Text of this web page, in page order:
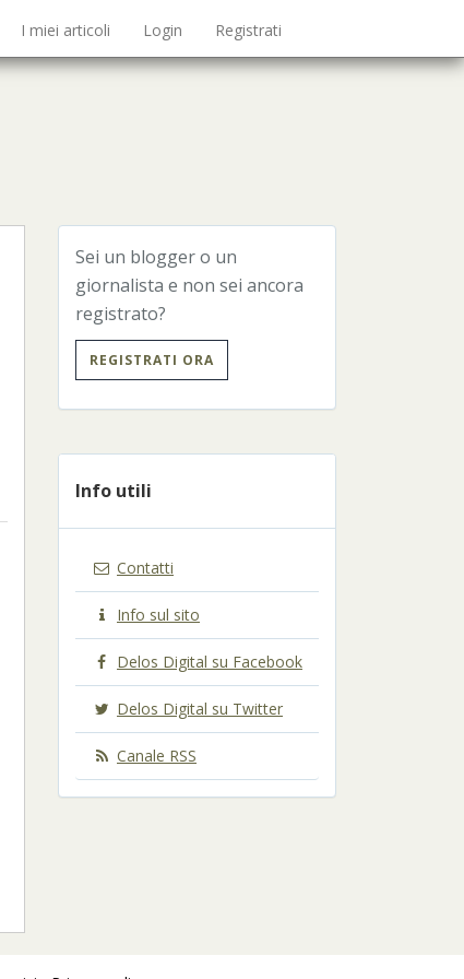
I miei articoli Login Registrati
Sei un blogger o un
giornalista e non sei ancora
registrato?
REGISTRATI ORA
Info utili
Contatti
Info sul sito
Delos Digital su Facebook
Delos Digital su Twitter
Canale RSS